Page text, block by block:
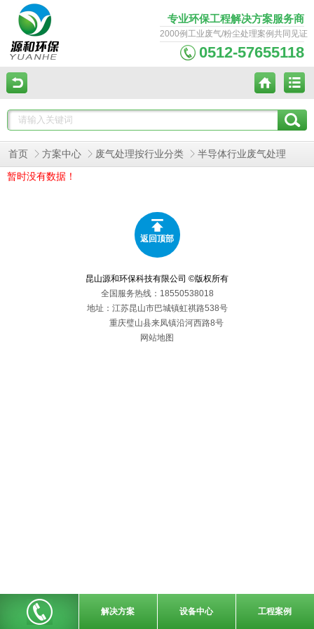
专业环保工程解决方案服务商
2000例工业废气/粉尘处理案例共同见证
0512-57655118
首页 方案中心 废气处理按行业分类 半导体行业废气处理
暂时没有数据！
返回顶部
昆山源和环保科技有限公司 ©版权所有
全国服务热线：18550538018
地址：江苏昆山市巴城镇虹祺路538号
重庆璧山县来凤镇沿河西路8号
网站地图
解决方案 设备中心 工程案例